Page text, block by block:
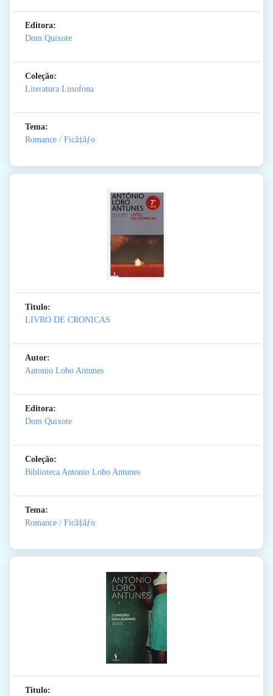
Editora:
Dom Quixote
Coleção:
Literatura Lusofona
Tema:
Romance / Ficã‡ãƒo
Titulo:
LIVRO DE CRONICAS
Autor:
Antonio Lobo Antunes
Editora:
Dom Quixote
Coleção:
Biblioteca Antonio Lobo Antunes
Tema:
Romance / Ficã‡ãƒo
Titulo: